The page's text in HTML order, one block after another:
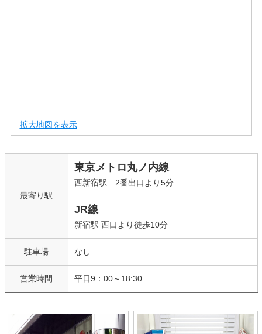
拡大地図を表示
最寄り駅
東京メトロ丸ノ内線
西新宿駅 2番出口より5分
JR線
新宿駅 西口より徒歩10分
駐車場 なし
営業時間 平日9：00～18:30